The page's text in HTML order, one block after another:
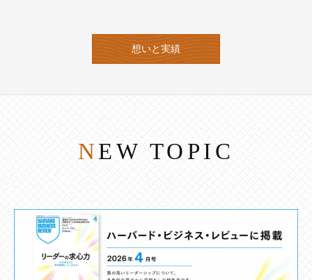
想いと実績
NEW TOPIC